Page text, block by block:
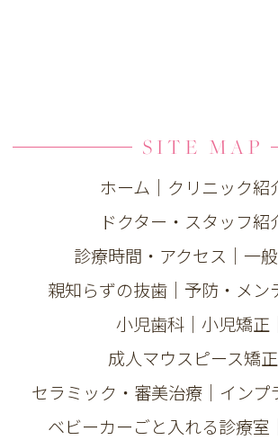
SITE MAP
ホーム ｜ クリニック紹
ドクター・スタッフ紹
診療時間・アクセス ｜ 一
親知らずの抜歯 ｜ 予防・メン
小児歯科 ｜ 小児矯正
成人マウスピース矯正
セラミック・審美治療｜ インプ
ベビーカーごと入れる診療室